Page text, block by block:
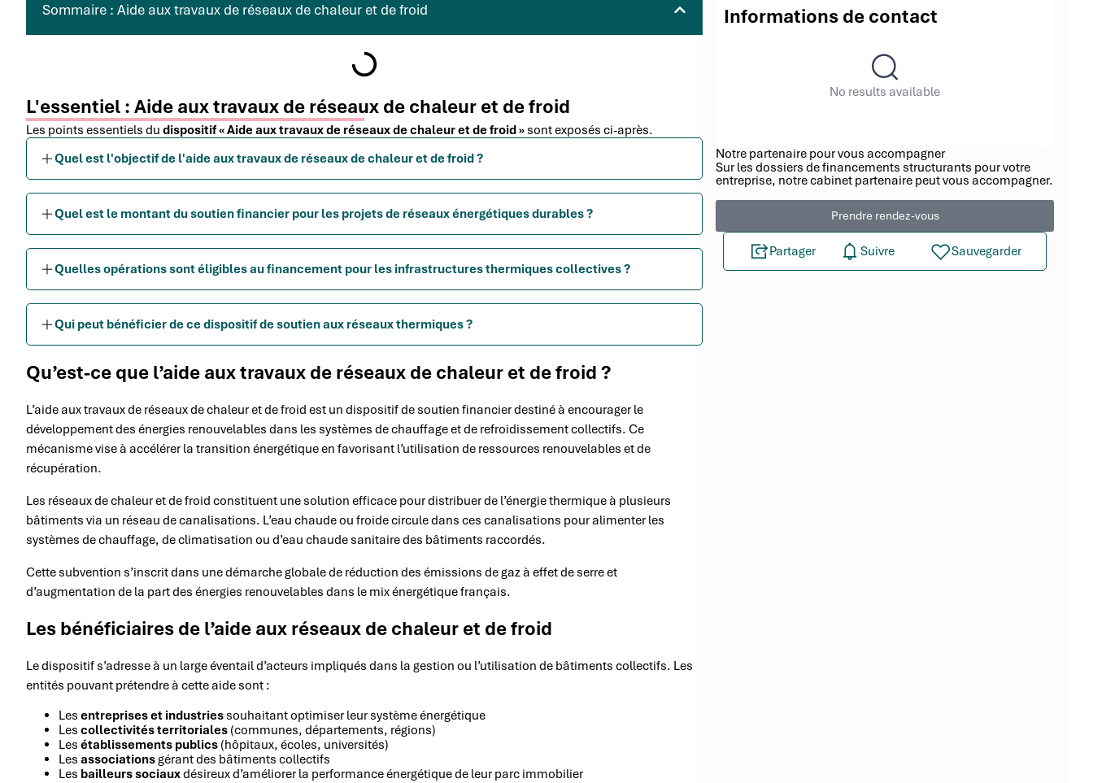
Sommaire : Aide aux travaux de réseaux de chaleur et de froid
L'essentiel : Aide aux travaux de réseaux de chaleur et de froid
Les points essentiels du dispositif « Aide aux travaux de réseaux de chaleur et de froid » sont exposés ci-après.
Quel est l'objectif de l'aide aux travaux de réseaux de chaleur et de froid ?
Quel est le montant du soutien financier pour les projets de réseaux énergétiques durables ?
Quelles opérations sont éligibles au financement pour les infrastructures thermiques collectives ?
Qui peut bénéficier de ce dispositif de soutien aux réseaux thermiques ?
Qu’est-ce que l’aide aux travaux de réseaux de chaleur et de froid ?
L’aide aux travaux de réseaux de chaleur et de froid est un dispositif de soutien financier destiné à encourager le
développement des énergies renouvelables dans les systèmes de chauffage et de refroidissement collectifs. Ce
mécanisme vise à accélérer la transition énergétique en favorisant l’utilisation de ressources renouvelables et de
récupération.
Les réseaux de chaleur et de froid constituent une solution efficace pour distribuer de l’énergie thermique à plusieurs
bâtiments via un réseau de canalisations. L’eau chaude ou froide circule dans ces canalisations pour alimenter les
systèmes de chauffage, de climatisation ou d’eau chaude sanitaire des bâtiments raccordés.
Cette subvention s’inscrit dans une démarche globale de réduction des émissions de gaz à effet de serre et
d’augmentation de la part des énergies renouvelables dans le mix énergétique français.
Les bénéficiaires de l’aide aux réseaux de chaleur et de froid
Le dispositif s’adresse à un large éventail d’acteurs impliqués dans la gestion ou l’utilisation de bâtiments collectifs. Les
entités pouvant prétendre à cette aide sont :
Les entreprises et industries souhaitant optimiser leur système énergétique
Les collectivités territoriales (communes, départements, régions)
Les établissements publics (hôpitaux, écoles, universités)
Les associations gérant des bâtiments collectifs
Les bailleurs sociauxdésireux d’améliorer la performance énergétique de leur parc immobilier
Informations de contact
No results available
Notre partenaire pour vous accompagner
Sur les dossiers de financements structurants pour votre
entreprise, notre cabinet partenaire peut vous accompagner.
Prendre rendez-vous
Partager Suivre Sauvegarder